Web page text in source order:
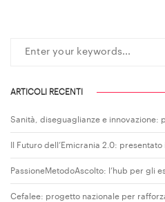
ARTICOLI RECENTI
Sanità, diseguaglianze e innovazione:
Il Futuro dell’Emicrania 2.0:
PassioneMetodoAscolto: l’hub per gli
Cefalee: progetto nazionale per